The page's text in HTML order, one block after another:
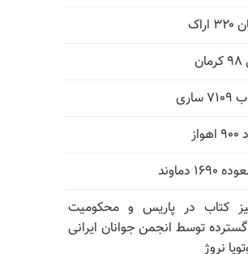
دماوند
کتاب در پاریس و محکومیت
توسط انجمن جوانان ایرانی
نروژ